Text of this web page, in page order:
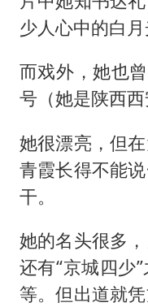
少人心中的白月
而戏外，她也
号（她是陕西西
她很漂亮，但
青霞长得不能
干。
她的名头很多
还有“京城四少
等。但出道就